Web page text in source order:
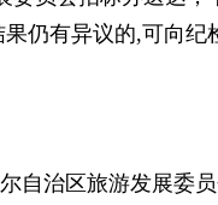
仍有异议的,可向纪
游发展委员